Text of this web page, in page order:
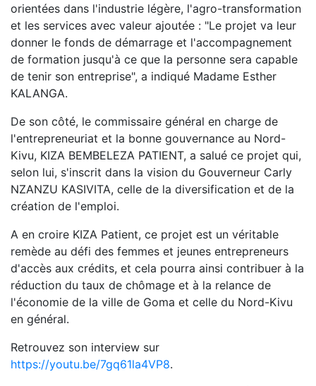
orientées dans l'industrie légère, l'agro-transformation
et les services avec valeur ajoutée : "Le projet va leur
donner le fonds de démarrage et l'accompagnement
de formation jusqu'à ce que la personne sera capable
de tenir son entreprise", a indiqué Madame Esther
KALANGA.
De son côté, le commissaire général en charge de
l'entrepreneuriat et la bonne gouvernance au Nord-
Kivu, KIZA BEMBELEZA PATIENT, a salué ce projet qui,
selon lui, s'inscrit dans la vision du Gouverneur Carly
NZANZU KASIVITA, celle de la diversification et de la
création de l'emploi.
A en croire KIZA Patient, ce projet est un véritable
remède au défi des femmes et jeunes entrepreneurs
d'accès aux crédits, et cela pourra ainsi contribuer à la
réduction du taux de chômage et à la relance de
l'économie de la ville de Goma et celle du Nord-Kivu
en général.
Retrouvez son interview sur
https://youtu.be/7gq61la4VP8.